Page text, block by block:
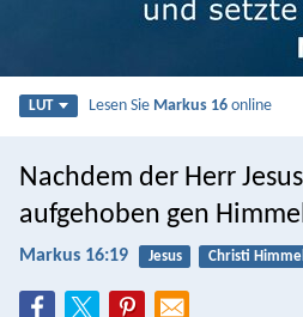
LUT Lesen Sie Markus 16 online
Nachdem der Herr
aufgehoben gen
Markus 16:19 Jesus Christi